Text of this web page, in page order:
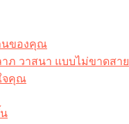
นของคุณ
ภ วาสนา แบบไม่ขาดสาย
จคุณ